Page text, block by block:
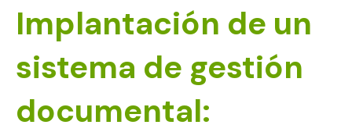
Implantación de un
sistema de gestión
documental: